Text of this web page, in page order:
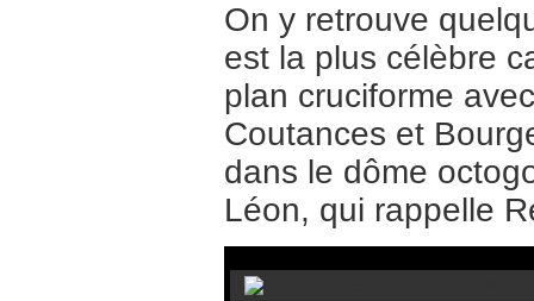
On y retrouve
est la plus célèbre
plan cruciforme
Coutances et
dans le dôme
Léon, qui rappelle